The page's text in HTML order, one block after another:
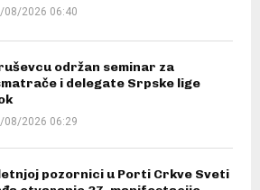
08/2026 06:40
održan seminar za
i delegate Srpske lige
08/2026 06:29
pozornici u Porti Crkve Sveti